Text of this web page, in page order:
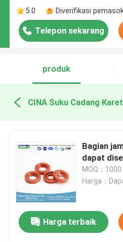
5.0
Diverifikasi
Telepon sekarang
produk
CINA Suku Cadang
Bagian
dapat
MOQ：1000
Harga：
Harga terbaik